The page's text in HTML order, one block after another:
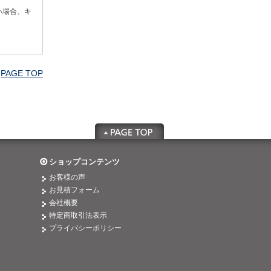
場合、キ
PAGE TOP
ショップコンテンツ
お客様の声
お見積フォーム
会社概要
特定商取引法表示
プライバシーポリシー